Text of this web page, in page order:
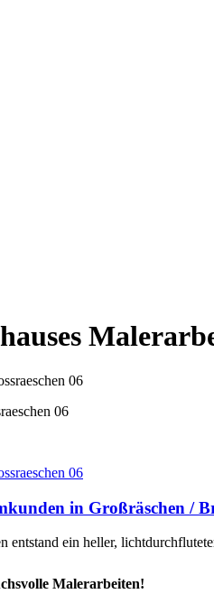
06
in Großräschen /
ein heller,
Malerarbeiten!